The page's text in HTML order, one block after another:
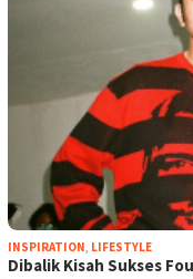
INSPIRATION LIFESTYLE
Dibalik Kisah Sukses